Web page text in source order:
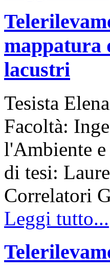
mappatura
lacustri
Tesista
Facoltà:
l'Ambiente
di tesi:
Correlatori
Leggi tutto...